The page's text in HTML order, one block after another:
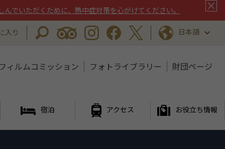
でいただくために、熱中症対策を心がけてください。
入り 日本語
ィルムコミッション フォトライブラリー 財団ページ
宿泊 アクセス お役立ち情報